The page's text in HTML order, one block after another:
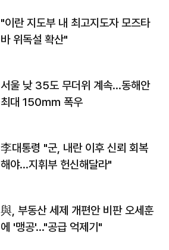
"이란 지도부 내 최고지도자 모즈타
바 위독설 확산"
서울 낮 35도 무더위 계속…동해안
최대 150㎜ 폭우
李대통령 "군, 내란 이후 신뢰 회복
해야…지휘부 헌신해달라"
與, 부동산 세제 개편안 비판 오세훈
에 '맹공'…"공급 억제기"